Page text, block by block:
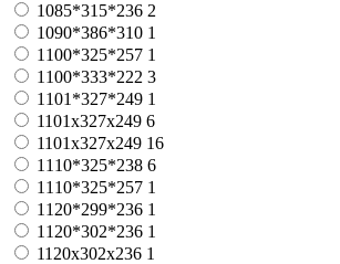
1085*315*236 2
1090*386*310 1
1100*325*257 1
1100*333*222 3
1101*327*249 1
1101x327x249 6
1101х327х249 16
1110*325*238 6
1110*325*257 1
1120*299*236 1
1120*302*236 1
1120х302х236 1